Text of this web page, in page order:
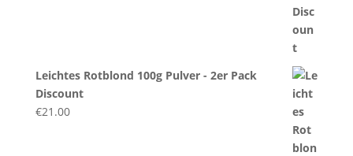
Leichtes Rotblond 100g Pulver - 2er Pack
Discount
€21.00